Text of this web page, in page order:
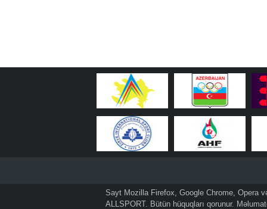
Sayt Mozilla Firefox, Google Chrome, Opera
ALLSPORT. Bütün hüquqları qorunur.